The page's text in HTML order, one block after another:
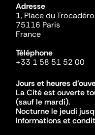
Adresse
1, Place du
75116 Paris
France
Téléphone
+33 1 58 51 52 00
Jours et heures
La Cité est ouverte
(sauf le mardi).
Nocturne le jeudi
Informations et